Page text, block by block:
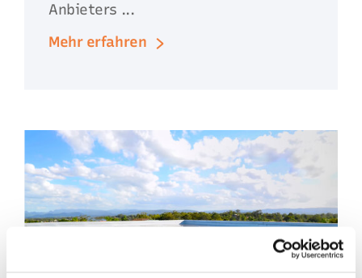
Anbieters ...
Mehr erfahren